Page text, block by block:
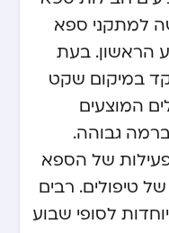
למתקני ספא
הראשון. בעת
במיקום שקט
המוצעים
גבוהה.
של הספא
טיפולים. רבים
לסופי שבוע